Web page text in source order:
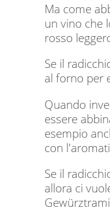
Ma come
un vino che
rosso
Se il
al forno per
Quando
essere
esempio
con
Se il
allora ci